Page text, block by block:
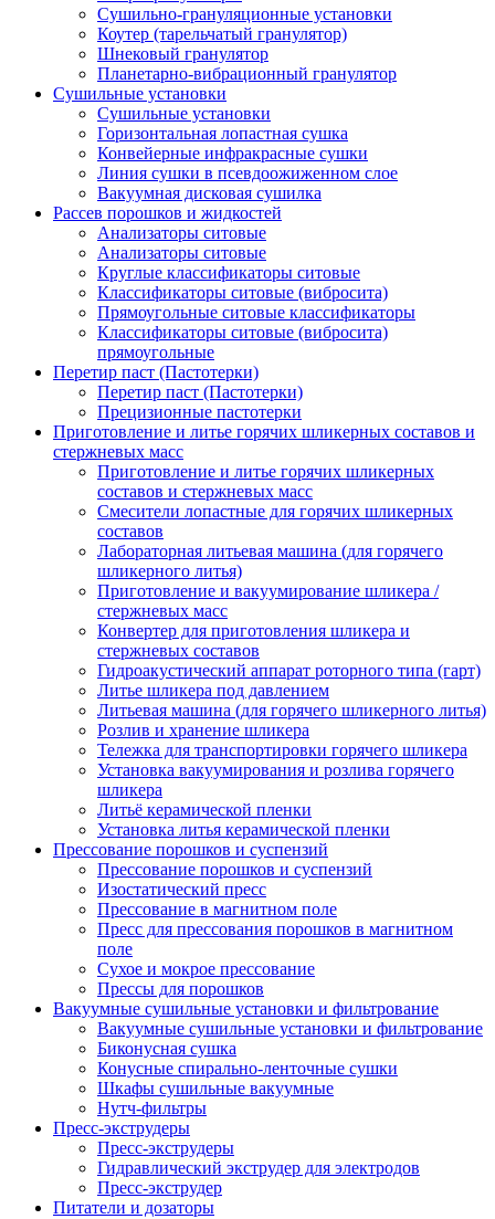
Сушильно-грануляционные установки
Коутер (тарельчатый гранулятор)
Шнековый гранулятор
Планетарно-вибрационный гранулятор
Сушильные установки
Сушильные установки
Горизонтальная лопастная сушка
Конвейерные инфракрасные сушки
Линия сушки в псевдоожиженном слое
Вакуумная дисковая сушилка
Рассев порошков и жидкостей
Анализаторы ситовые
Анализаторы ситовые
Круглые классификаторы ситовые
Классификаторы ситовые (вибросита)
Прямоугольные ситовые классификаторы
Классификаторы ситовые (вибросита)
прямоугольные
Перетир паст (Пастотерки)
Перетир паст (Пастотерки)
Прецизионные пастотерки
Приготовление и литье горячих шликерных составов и
стержневых масс
Приготовление и литье горячих шликерных
составов и стержневых масс
Смесители лопастные для горячих шликерных
составов
Лабораторная литьевая машина (для горячего
шликерного литья)
Приготовление и вакуумирование шликера /
стержневых масс
Конвертер для приготовления шликера и
стержневых составов
Гидроакустический аппарат роторного типа (гарт)
Литье шликера под давлением
Литьевая машина (для горячего шликерного литья)
Розлив и хранение шликера
Тележка для транспортировки горячего шликера
Установка вакуумирования и розлива горячего
шликера
Литьё керамической пленки
Установка литья керамической пленки
Прессование порошков и суспензий
Прессование порошков и суспензий
Изостатический пресс
Прессование в магнитном поле
Пресс для прессования порошков в магнитном
поле
Сухое и мокрое прессование
Прессы для порошков
Вакуумные сушильные установки и фильтрование
Вакуумные сушильные установки и фильтрование
Биконусная сушка
Конусные спирально-ленточные сушки
Шкафы сушильные вакуумные
Нутч-фильтры
Пресс-экструдеры
Пресс-экструдеры
Гидравлический экструдер для электродов
Пресс-экструдер
Питатели и дозаторы